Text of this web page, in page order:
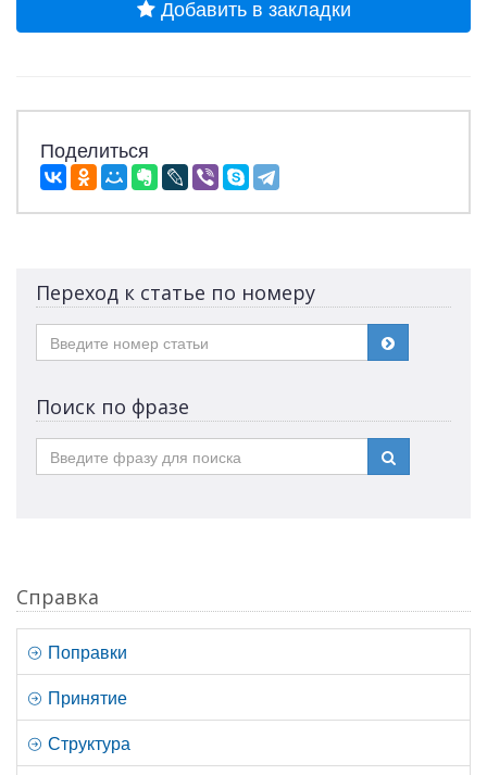
Добавить в закладки
Поделиться
Переход к статье по номеру
Поиск по фразе
Справка
Поправки
Принятие
Структура